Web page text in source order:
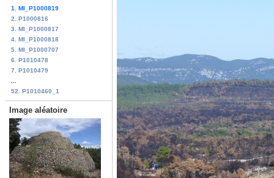
1. MI_P1000819
2. P1000816
3. MI_P1000817
4. MI_P1000818
5. MI_P1000707
6. P1010478
7. P1010479
52. P1010460_1
Image aléatoire